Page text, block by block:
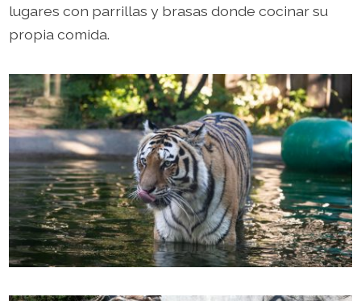
lugares con parrillas y brasas donde cocinar su
propia comida.